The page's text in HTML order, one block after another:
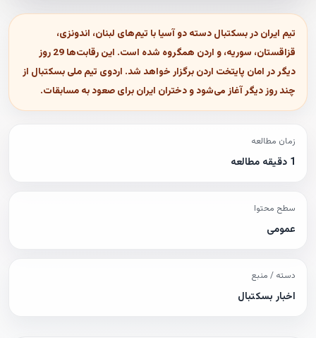
تیم ایران در بسکتبال دسته دو آسیا با تیم‌های لبنان، اندونزی،
قزاقستان، سوریه، و اردن همگروه شده است. این رقابت‌ها 29 روز
دیگر در امان پایتخت اردن برگزار خواهد شد. اردوی تیم ملی بسکتبال از
چند روز دیگر آغاز می‌شود و دختران ایران برای صعود به مسابقات.
زمان مطالعه
1 دقیقه مطالعه
سطح محتوا
عمومی
دسته / منبع
اخبار بسکتبال